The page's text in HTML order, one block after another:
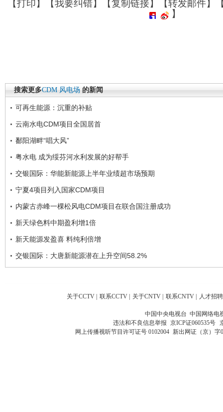
【打印】【我要纠错】【复制链接】【转发邮件】
】
搜索更多CDM 风电场 的新闻
可再生能源：沉重的补贴
云南水电CDM项目全国居首
鄱阳湖畔“唱大风”
粤水电 成为绥芬河水利发展的好帮手
交银国际：华能新能源上半年业绩超市场预期
宁夏4项目列入国家CDM项目
内蒙古赤峰一棵松风电CDM项目在联合国注册成功
新天绿色料中期盈利增1倍
新天能源发盈喜 料纯利倍增
交银国际：大唐新能源潜在上升空间58.2%
关于CCTV | 联系CCTV | 关于CNTV | 联系CNTV | 人才招聘
中国中央电视台 中国网络电
违法和不良信息举报 京ICP证060535号
网上传播视听节目许可证号 0102004 新出网证（京）